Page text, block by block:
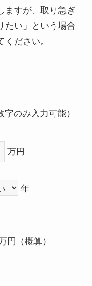
ますが、取り急ぎ
たい」という場合
ださい。
字のみ入力可能）
万円
年
円（概算）